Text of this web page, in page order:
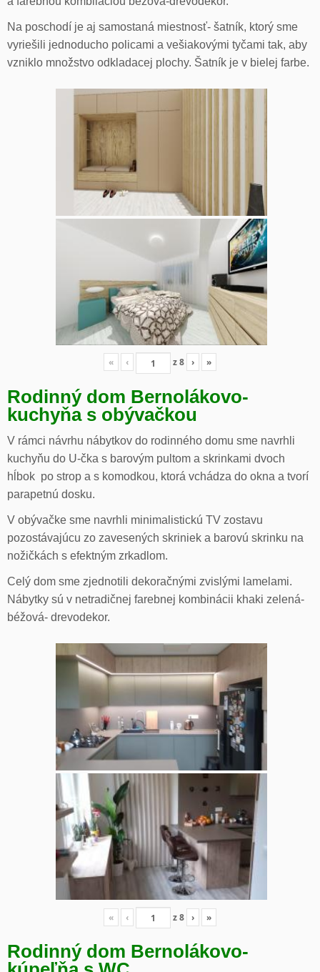
Na poschodí je aj samostaná miestnosť- šatník, ktorý sme
vyriešili jednoducho policami a vešiakovými tyčami tak, aby
vzniklo množstvo odkladacej plochy. Šatník je v bielej farbe.
« ‹ z8 › »
Rodinný dom Bernolákovo-
kuchyňa s obývačkou
V rámci návrhu nábytkov do rodinného domu sme navrhli
kuchyňu do U-čka s barovým pultom a skrinkami dvoch
hĺbok po strop a s komodkou, ktorá vchádza do okna a tvorí
parapetnú dosku.
V obývačke sme navrhli minimalistickú TV zostavu
pozostávajúcu zo zavesených skriniek a barovú skrinku na
nožičkách s efektným zrkadlom.
Celý dom sme zjednotili dekoračnými zvislými lamelami.
Nábytky sú v netradičnej farebnej kombinácii khaki zelená-
béžová- drevodekor.
« ‹ z8 › »
Rodinný dom Bernolákovo-